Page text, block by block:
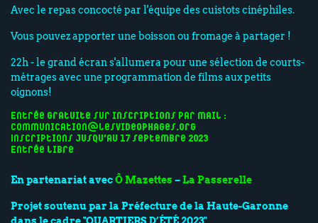
Avec le repas concocté par l'équipe des cuistots cinéphiles.
Vous pouvez apporter une boisson ou fromage à partager !
22h - le grand écran s'allumera pour une sélection de courts-
métrages avec une programmation de films aux petits
oignons!
Entrée gratuite sur inscriptions par mail :
communication@lesvideophages.org
Inscriptions jusqu’au 17 septembre 2023
Entrée libre
En partenariat avecÔ Mazettes –La Passerelle
Projet soutenu par la Préfecture de la Haute-Garonne
dans le cadre "QUARTIERS D’ÉTÉ 2023"